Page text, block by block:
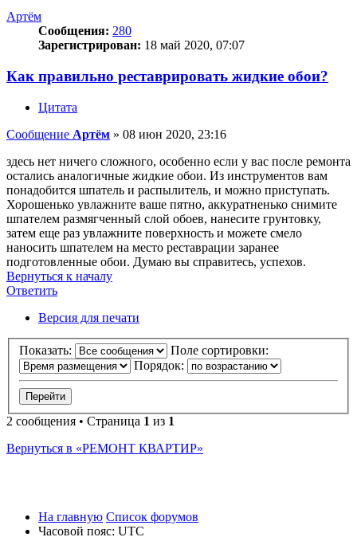
Артём
Сообщения: 280
Зарегистрирован: 18 май 2020, 07:07
Как правильно реставрировать жидкие обои?
Цитата
Сообщение Артём » 08 июн 2020, 23:16
здесь нет ничего сложного, особенно если у вас после ремонта
остались аналогичные жидкие обои. Из инструментов вам
понадобится шпатель и распылитель, и можно приступать.
Хорошенько увлажните ваше пятно, аккуратненько снимите
шпателем размягченный слой обоев, нанесите грунтовку,
затем еще раз увлажните поверхность и можете смело
наносить шпателем на место реставрации заранее
подготовленные обои. Думаю вы справитесь, успехов.
Вернуться к началу
Ответить
Ответить
Версия для печати
Показать:
Поле сортировки:
Порядок:
2 сообщения • Страница 1 из 1
Вернуться в «РЕМОНТ КВАРТИР»
На главную Список форумов
Часовой пояс: UTC